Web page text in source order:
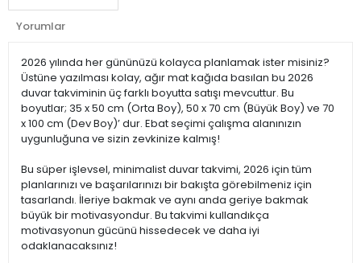
Yorumlar
2026 yılında her gününüzü kolayca planlamak ister misiniz?
Üstüne yazılması kolay, ağır mat kağıda basılan bu 2026
duvar takviminin üç farklı boyutta satışı mevcuttur. Bu
boyutlar; 35 x 50 cm (Orta Boy), 50 x 70 cm (Büyük Boy) ve 70
x 100 cm (Dev Boy)’ dur. Ebat seçimi çalışma alanınızın
uygunluğuna ve sizin zevkinize kalmış!
Bu süper işlevsel, minimalist duvar takvimi, 2026 için tüm
planlarınızı ve başarılarınızı bir bakışta görebilmeniz için
tasarlandı. İleriye bakmak ve aynı anda geriye bakmak
büyük bir motivasyondur. Bu takvimi kullandıkça
motivasyonun gücünü hissedecek ve daha iyi
odaklanacaksınız!